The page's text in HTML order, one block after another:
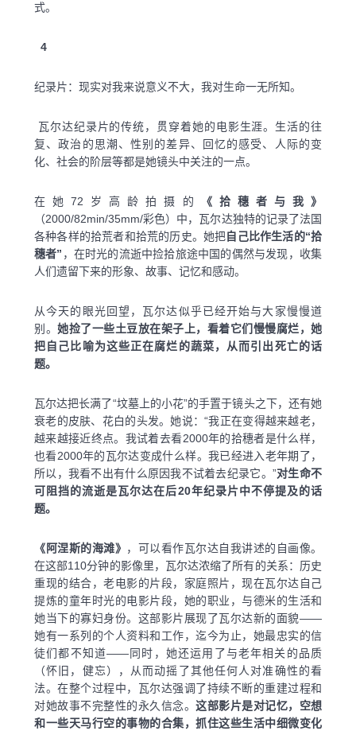
式。
4
纪录片：现实对我来说意义不大，我对生命一无所知。
瓦尔达纪录片的传统，贯穿着她的电影生涯。生活的往
复、政治的思潮、性别的差异、回忆的感受、人际的变
化、社会的阶层等都是她镜头中关注的一点。
在她72岁高龄拍摄的
《拾穗者与我》
（2000/82min/35mm/彩色）中，瓦尔达独特的记录了法国
各种各样的拾荒者和拾荒的历史。她把自己比作生活的“拾
穗者” ，在时光的流逝中捡拾旅途中国的偶然与发现，收集
人们遗留下来的形象、故事、记忆和感动。
从今天的眼光回望，瓦尔达似乎已经开始与大家慢慢道
别。 她捡了一些土豆放在架子上，看着它们慢慢腐烂，她
把自己比喻为这些正在腐烂的蔬菜，从而引出死亡的话
题。
瓦尔达把长满了“坟墓上的小花”的手置于镜头之下，还有她
衰老的皮肤、花白的头发。她说：“我正在变得越来越老，
越来越接近终点。我试着去看2000年的拾穗者是什么样，
也看2000年的瓦尔达变成什么样。我已经进入老年期了，
所以，我看不出有什么原因我不试着去纪录它。”对生命不
可阻挡的流逝是瓦尔达在后20年纪录片中不停提及的话
题。
《阿涅斯的海滩》 ，可以看作瓦尔达自我讲述的自画像。
在这部110分钟的影像里，瓦尔达浓缩了所有的关系：历史
重现的结合，老电影的片段，家庭照片，现在瓦尔达自己
提炼的童年时光的电影片段，她的职业，与德米的生活和
她当下的寡妇身份。这部影片展现了瓦尔达新的面貌——
她有一系列的个人资料和工作，迄今为止，她最忠实的信
徒们都不知道——同时，她还运用了与老年相关的品质
（怀旧，健忘），从而动摇了其他任何人对准确性的看
法。在整个过程中，瓦尔达强调了持续不断的重建过程和
对她故事不完整性的永久信念。 这部影片是对记忆，空想
和一些天马行空的事物的合集，抓住这些生活中细微变化